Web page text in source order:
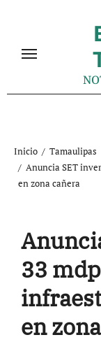
contenido
Inicio
Tamaulipas
Anuncia SET
en zona cañera
33
en